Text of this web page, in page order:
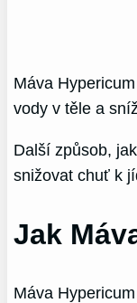
Máva
vody v těle a
Další způsob,
snižovat chuť k
Jak
Máva